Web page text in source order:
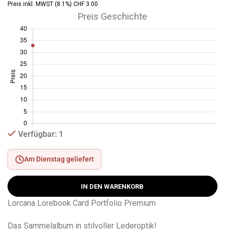
Preis inkl. MWST (8.1%) CHF 3.00
Preis Geschichte
Verfügbar: 1
Am Dienstag geliefert
IN DEN WARENKORB
Lorcana Lorebook Card Portfolio Premium
Das Sammelalbum in stilvoller Lederoptik!